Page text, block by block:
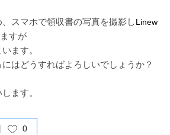
スマホで領収書の写真を撮影しLinew
すが
ます。
はどうすればよろしいでしょうか？
ます。
0